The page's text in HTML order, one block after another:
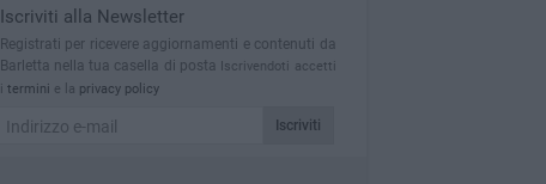
Iscriviti alla Newsletter
Registrati per ricevere aggiornamenti e contenuti da
Barletta nella tua casella di posta Iscrivendoti accetti
i termini e la privacy policy
Iscriviti